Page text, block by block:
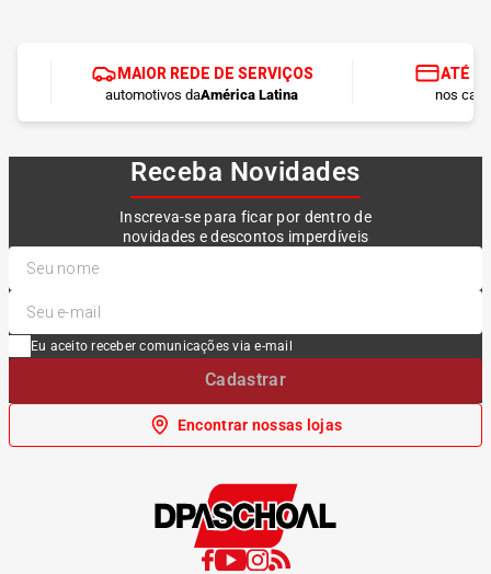
MAIOR REDE DE SERVIÇOS
automotivos daAmérica Latina
ATÉ
nos
Receba Novidades
Inscreva-se para ficar por dentro de
novidades e descontos imperdíveis
Eu aceito receber comunicações via e-mail
Cadastrar
Encontrar nossas lojas